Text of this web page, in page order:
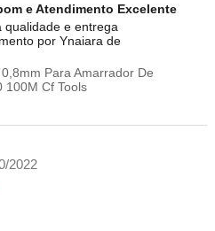
e Atendimento Excelente
qualidade e entrega
por Ynaiara de
Para Amarrador De
100M Cf Tools
2022